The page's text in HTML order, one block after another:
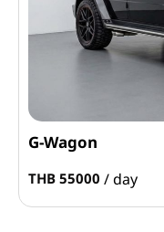
G-Wagon
THB 55000 / day